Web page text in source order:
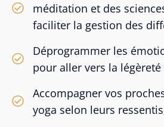
méditation et des
faciliter la gestion des
Déprogrammer les
pour aller vers la
Accompagner vos
yoga selon leurs